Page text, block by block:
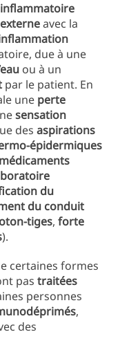
avec la
due à une
ou à un
par le patient. En
une perte
sensation
des aspirations
épidermiques
médicaments
du
du conduit
tiges, forte
).
certaines formes
pas traitées
personnes
,
des